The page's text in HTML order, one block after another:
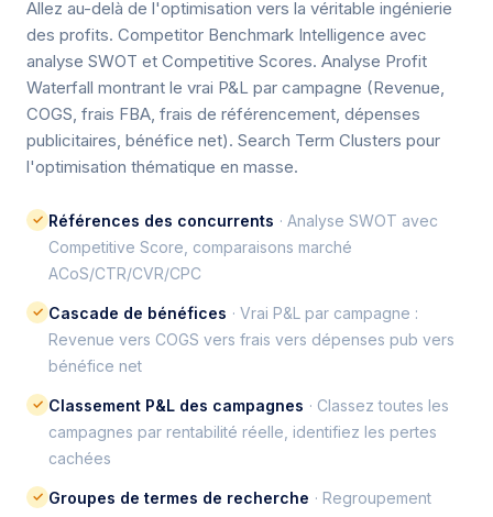
Allez au-delà de l'optimisation vers la véritable ingénierie
des profits. Competitor Benchmark Intelligence avec
analyse SWOT et Competitive Scores. Analyse Profit
Waterfall montrant le vrai P&L par campagne (Revenue,
COGS, frais FBA, frais de référencement, dépenses
publicitaires, bénéfice net). Search Term Clusters pour
l'optimisation thématique en masse.
✓ Références des concurrents · Analyse SWOT avec
Competitive Score, comparaisons marché
ACoS/CTR/CVR/CPC
✓ Cascade de bénéfices · Vrai P&L par campagne :
Revenue vers COGS vers frais vers dépenses pub vers
bénéfice net
✓ Classement P&L des campagnes · Classez toutes les
campagnes par rentabilité réelle, identifiez les pertes
cachées
✓ Groupes de termes de recherche · Regroupement